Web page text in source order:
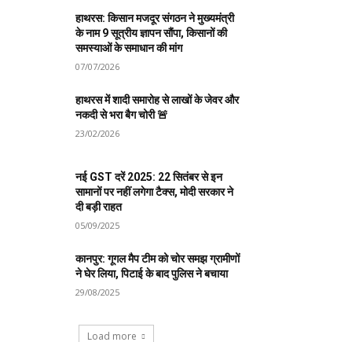
हाथरस: किसान मजदूर संगठन ने मुख्यमंत्री
के नाम 9 सूत्रीय ज्ञापन सौंपा, किसानों की
समस्याओं के समाधान की मांग
07/07/2026
हाथरस में शादी समारोह से लाखों के जेवर और
नकदी से भरा बैग चोरी 🚨
23/02/2026
नई GST दरें 2025: 22 सितंबर से इन
सामानों पर नहीं लगेगा टैक्स, मोदी सरकार ने
दी बड़ी राहत
05/09/2025
कानपुर: गूगल मैप टीम को चोर समझ ग्रामीणों
ने घेर लिया, पिटाई के बाद पुलिस ने बचाया
29/08/2025
Load more